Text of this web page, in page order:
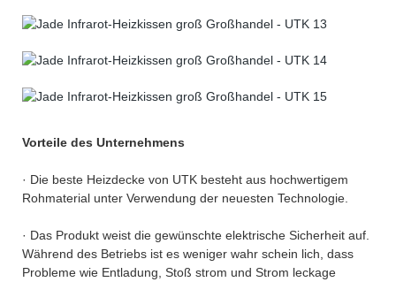
Vorteile des Unternehmens
· Die beste Heizdecke von UTK besteht aus hochwertigem
Rohmaterial unter Verwendung der neuesten Technologie.
· Das Produkt weist die gewünschte elektrische Sicherheit auf.
Während des Betriebs ist es weniger wahr schein lich, dass
Probleme wie Entladung, Stoß strom und Strom leckage